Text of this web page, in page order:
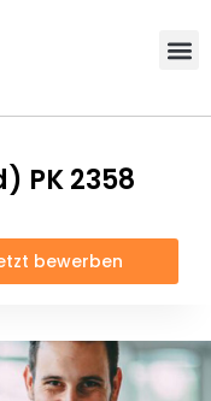
PK 2358
bewerben